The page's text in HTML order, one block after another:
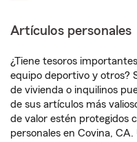
Artículos personales
¿Tiene tesoros
equipo deportivo y otros?
de vivienda o inquilinos
de sus artículos más
de valor estén protegidos
personales en Covina,